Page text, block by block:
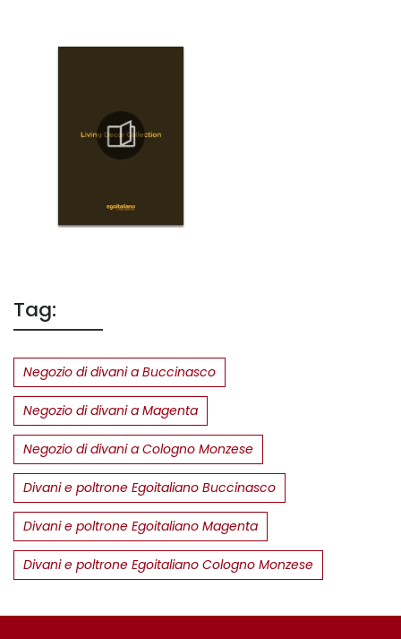
Tag:
Negozio di divani a Buccinasco
Negozio di divani a Magenta
Negozio di divani a Cologno Monzese
Divani e poltrone Egoitaliano Buccinasco
Divani e poltrone Egoitaliano Magenta
Divani e poltrone Egoitaliano Cologno Monzese